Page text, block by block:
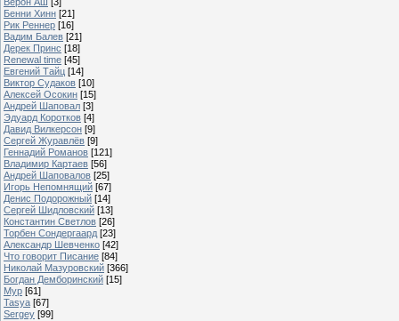
Бенни Хинн [21]
Рик Реннер [16]
Вадим Балев [21]
Дерек Принс [18]
Renewal time [45]
Евгений Тайц [14]
Виктор Судаков [10]
Алексей Осокин [15]
Андрей Шаповал [3]
Эдуард Коротков [4]
Давид Вилкерсон [9]
Сергей Журавлёв [9]
Геннадий Романов [121]
Владимир Картаев [56]
Андрей Шаповалов [25]
Игорь Непомнящий [67]
Денис Подорожный [14]
Сергей Шидловский [13]
Константин Светлов [26]
Торбен Сондергаард [23]
Александр Шевченко [42]
Что говорит Писание [84]
Николай Мазуровский [366]
Богдан Демборинский [15]
Мур [61]
Tasya [67]
Sergey [99]